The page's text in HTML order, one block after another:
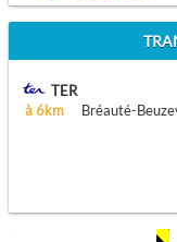
TER
à 6km
Bréauté-